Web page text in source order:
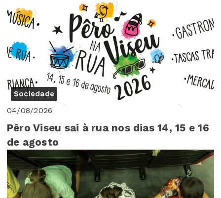
Sociedade
04/08/2026
Pêro Viseu sai à rua nos dias 14, 15 e 16
de agosto